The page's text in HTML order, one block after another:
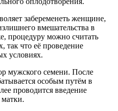
забеременеть женщине,
вмешательства в
процедуру можно считать
так что её проведение
условиях.
мужского семени. После
особым путём в
проводится введение
матки.